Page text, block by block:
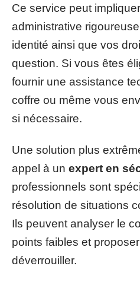
Ce service peut
administrative
identité ainsi que vos
question. Si vous êtes
fournir une assistance
coffre ou même vous
si nécessaire.
Une solution plus
appel à un expert en
professionnels sont
résolution de situations
Ils peuvent analyser le
points faibles et
déverrouiller.